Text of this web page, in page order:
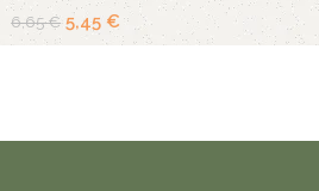
6,65€ 5,45 €